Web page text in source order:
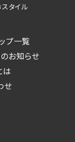
タイル
プ一覧
お知らせ
は
せ